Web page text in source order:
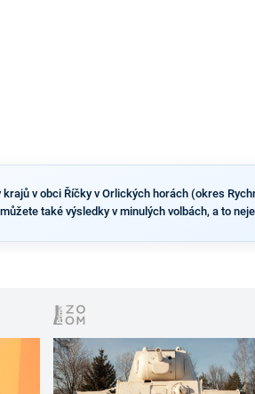
v obci Říčky v Orlických horách (okres
také výsledky v minulých volbách, a to